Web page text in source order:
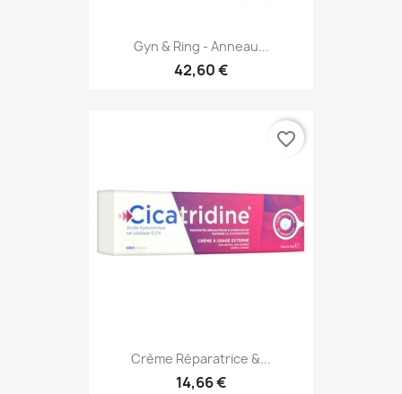
Gyn & Ring - Anneau...
42,60 €
Crème Réparatrice &...
14,66 €
favorite_border